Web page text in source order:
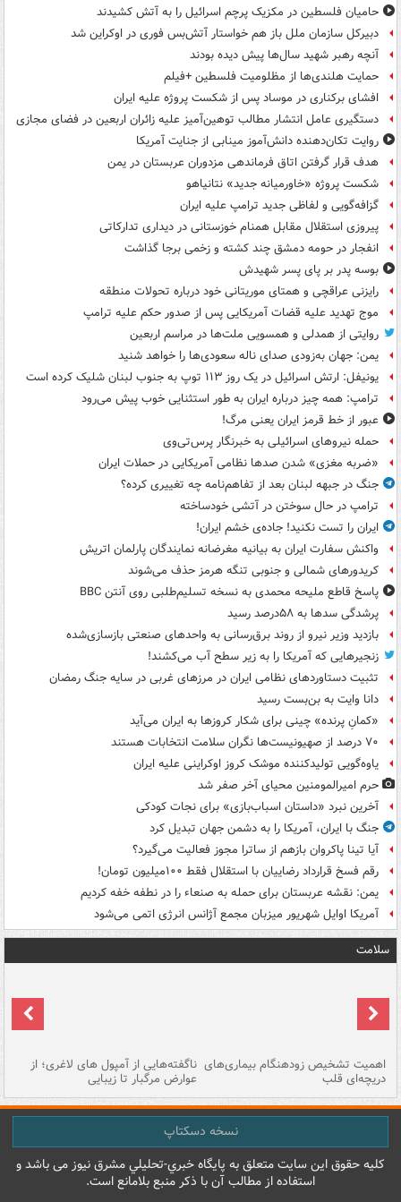
حامیان فلسطین در مکزیک پرچم اسرائیل را به آتش کشیدند
دبیرکل سازمان ملل باز هم خواستار آتش‌بس فوری در اوکراین شد
آنچه رهبر شهید سال‌ها پیش دیده بودند
حمایت هلندی‌ها از مظلومیت فلسطین +فیلم
افشای برکناری در موساد پس از شکست پروژه علیه ایران
دستگیری عامل انتشار مطالب توهین‌آمیز علیه زائران اربعین در فضای مجازی
روایت تکان‌دهنده دانش‌آموز مینابی از جنایت آمریکا
هدف قرار گرفتن اتاق‌ فرماندهی مزدوران عربستان در یمن
شکست پروژه «خاورمیانه جدید» نتانیاهو
گزافه‌گویی و لفاظی جدید ترامپ علیه ایران
پیروزی استقلال مقابل همنام خوزستانی در دیداری تدارکاتی
انفجار در حومه دمشق چند کشته و زخمی برجا گذاشت
بوسه‌ پدر بر پای پسر شهیدش
رایزنی عراقچی و همتای موریتانی خود درباره تحولات منطقه
موج تهدید علیه قضات آمریکایی پس از صدور حکم علیه ترامپ
روایتی از همدلی و همسویی ملت‌ها در مراسم اربعین
یمن: جهان به‌زودی صدای ناله سعودی‌ها را خواهد شنید
یونیفل: ارتش اسرائیل در یک روز ۱۱۳ توپ به جنوب لبنان شلیک کرده است
ترامپ: همه چیز درباره ایران به طور استثنایی خوب پیش می‌رود
عبور از خط قرمز ایران یعنی مرگ!
حمله نیروهای اسرائیلی به خبرنگار پرس‌تی‌وی
«ضربه مغزی» شدن صدها نظامی آمریکایی در حملات ایران
جنگ در جبهه لبنان بعد از تفاهم‌نامه چه تغییری کرده؟
ترامپ در حال سوختن در آتشی خودساخته
ایران را تست نکنید! جاده‌ی خشم ایران!
واکنش سفارت ایران به بیانیه مغرضانه نمایندگان پارلمان اتریش
کریدورهای شمالی و جنوبی تنگه هرمز حذف می‌شوند
پاسخ قاطع ملیحه محمدی به نسخه تسلیم‌طلبی روی آنتن BBC
پرشدگی سدها به ۵۸درصد رسید
بازدید وزیر نیرو از روند برق‌رسانی به واحدهای صنعتی بازسازی‌شده
زنجیرهایی که آمریکا را به زیر سطح آب می‌کشند!
تثبیت دستاوردهای نظامی ایران در مرزهای غربی در سایه جنگ رمضان
دانا وایت به بن‌بست رسید
«کمانِ پرنده» چینی برای شکار کروزها به ایران می‌آید
۷۰ درصد از صهیونیست‌ها نگران سلامت انتخابات هستند
یاوه‌گویی تولیدکننده موشک کروز اوکراینی علیه ایران
حرم امیرالمومنین محیای آخر صفر شد
آخرین نبرد «داستان اسباب‌بازی» برای نجات کودکی
جنگ با ایران، آمریکا را به دشمن جهان تبدیل کرد
آیا تینا پاکروان بازهم از ساترا مجوز فعالیت می‌گیرد؟
رقم فسخ قرارداد رضاییان با استقلال فقط ۱۰۰میلیون تومان!
یمن: نقشه عربستان برای حمله به صنعاء را در نطفه خفه کردیم
آمریکا اوایل شهریور میزبان مجمع آژانس انرژی اتمی می‌شود
سلامت
اهمیت تشخیص زودهنگام بیماری‌های
دریچه‌ای قلب
ناگفته‌هایی از آمپول های لاغری؛ از
عوارض مرگبار تا زیبایی
نسخه دسکتاپ
کليه حقوق اين سايت متعلق به پایگاه خبري-تحليلي مشرق نيوز می باشد و
استفاده از مطالب آن با ذکر منبع بلامانع است.